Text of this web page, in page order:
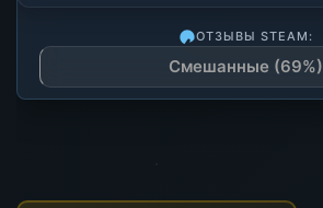
ОТЗЫВЫ STEAM:
Смешанные (69%)